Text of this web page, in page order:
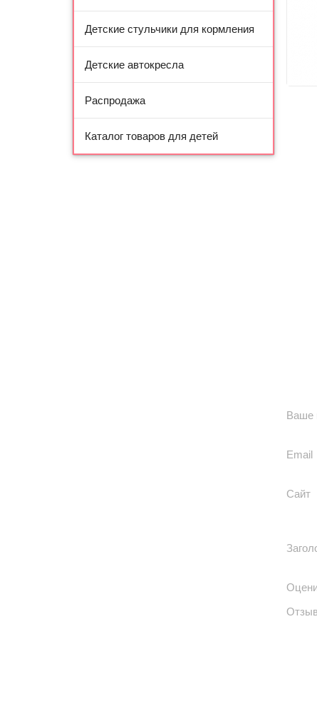
Детские стульчики для кормления
Детские автокресла
Распродажа
Каталог товаров для детей
Ваше
Email
Сайт
Отзыв